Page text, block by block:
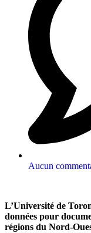
Aucun
L’Université de
données pour
régions du Nord-